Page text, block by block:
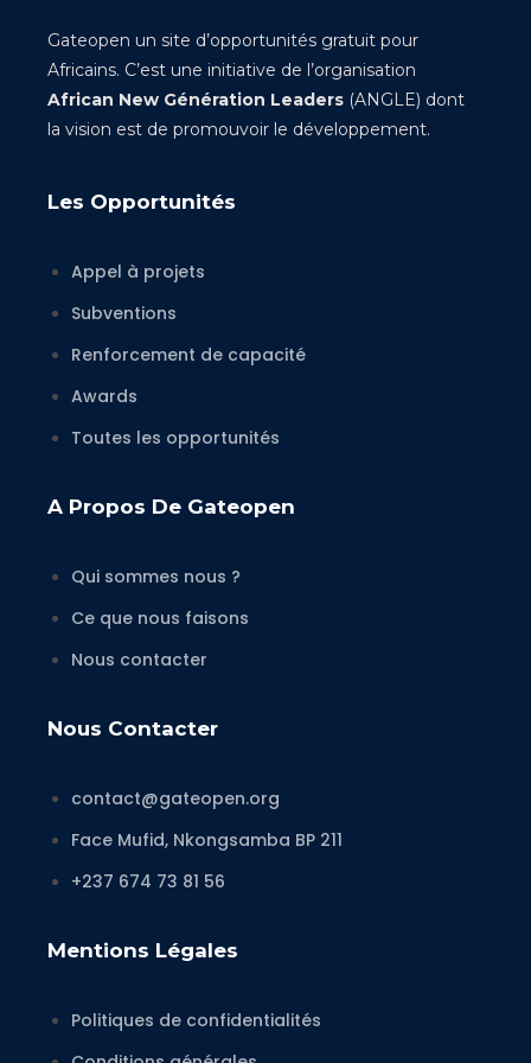
Gateopen un site d’opportunités gratuit pour
Africains. C’est une initiative de l’organisation
African New Génération Leaders (ANGLE) dont
la vision est de promouvoir le développement.
Les Opportunités
Appel à projets
Subventions
Renforcement de capacité
Awards
Toutes les opportunités
A Propos De Gateopen
Qui sommes nous ?
Ce que nous faisons
Nous contacter
Nous Contacter
contact@gateopen.org
Face Mufid, Nkongsamba BP 211
+237 674 73 81 56
Mentions Légales
Politiques de confidentialités